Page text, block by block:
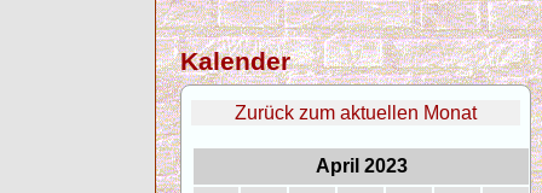
Kalender
Zurück zum aktuellen Monat
April 2023